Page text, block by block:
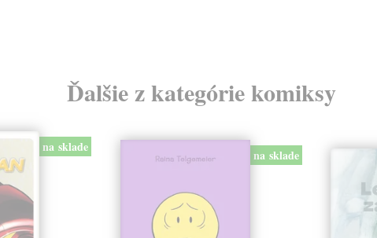
Ďalšie z kategórie komiksy
na sklade na sklade